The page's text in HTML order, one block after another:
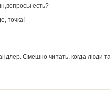
есть?
точка!
Смешно читать, когда люди